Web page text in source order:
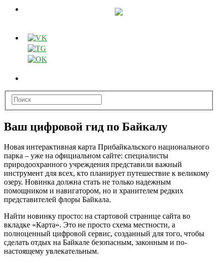
Ваш цифровой гид по Байкалу
Новая интерактивная карта Прибайкальского национального
парка – уже на официальном сайте: специалисты
природоохранного учреждения представили важный
инструмент для всех, кто планирует путешествие к великому
озеру. Новинка должна стать не только надежным
помощником и навигатором, но и хранителем редких
представителей флоры Байкала.
Найти новинку просто: на стартовой странице сайта во
вкладке «Карта». Это не просто схема местности, а
полноценный цифровой сервис, созданный для того, чтобы
сделать отдых на Байкале безопасным, законным и по-
настоящему увлекательным.